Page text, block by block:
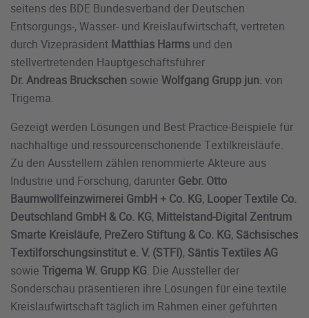
seitens des BDE Bundesverband der Deutschen
Entsorgungs-, Wasser- und Kreislaufwirtschaft, vertreten
durch Vizepräsident Matthias Harms und den
stellvertretenden Hauptgeschäftsführer
Dr. Andreas Bruckschen sowie Wolfgang Grupp jun. von
Trigema.
Gezeigt werden Lösungen und Best Practice-Beispiele für
nachhaltige und ressourcenschonende Textilkreisläufe.
Zu den Ausstellern zählen renommierte Akteure aus
Industrie und Forschung, darunter Gebr. Otto
Baumwollfeinzwirnerei GmbH + Co. KG, Looper Textile Co.
Deutschland GmbH & Co. KG, Mittelstand-Digital Zentrum
Smarte Kreisläufe, PreZero Stiftung & Co. KG, Sächsisches
Textilforschungsinstitut e. V. (STFI), Säntis Textiles AG
sowie Trigema W. Grupp KG. Die Aussteller der
Sonderschau präsentieren ihre Lösungen für eine textile
Kreislaufwirtschaft täglich im Rahmen einer geführten